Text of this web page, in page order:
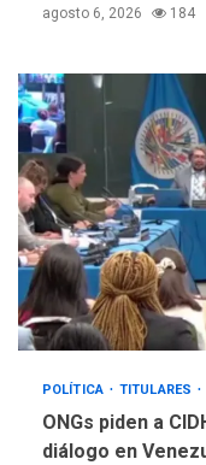
agosto 6, 2026 184
POLÍTICA TITULARES
ONGs piden a
diálogo en